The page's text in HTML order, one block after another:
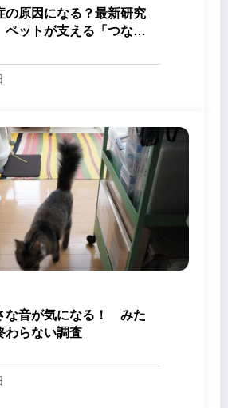
の原因になる？最新研究
ペットが支える「つなが
な音が気になる！ みた
わらない調査